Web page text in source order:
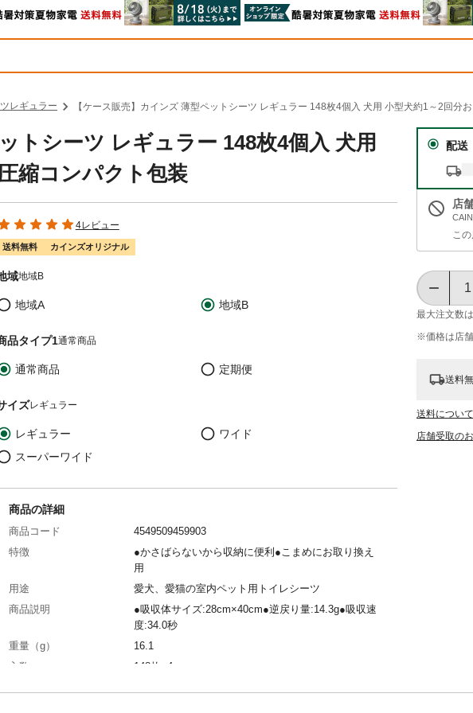
レギュラー 【ケース販売】カインズ 薄型ペットシーツ レギュラー 148枚4個入 犬用 小型犬約1～2回分
トシーツ レギュラー 148枚4個入 犬用
縮コンパクト包装
4レビュー
送料無料 カインズオリジナル
域地域B
地域A 地域B
品タイプ1通常商品
通常商品 定期便
イズレギュラー
レギュラー
ワイド
スーパーワイド
配送
店
こ
最大注文数
※価格は​店舗
送料
送料について
店舗受取の
商品の詳細
商品コード
4549509459903
特徴
●かさばらないから収納に便利●こまめにお取り換え
用
用途
愛犬、愛猫の室内ペット用トイレシーツ
商品説明
●吸収体サイズ:28cm×40cm●逆戻り量:14.3g●吸収速
度:34.0秒
重量（g）
16.1
入数
148枚×4